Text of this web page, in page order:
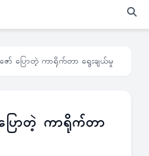
ော် ပြောတဲ့ ကာရိုက်တာ ရွေးချယ်မှု
ြောတဲ့ ကာရိုက်တာ